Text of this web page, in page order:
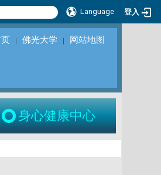
Language 登入
｜ 佛光大学 ｜ 网站地图
身心健康中心